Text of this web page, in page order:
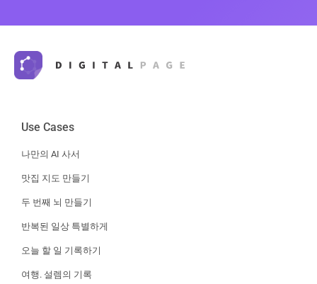
Use Cases
나만의 AI 사서
맛집 지도 만들기
두 번째 뇌 만들기
반복된 일상 특별하게
오늘 할 일 기록하기
여행. 설렘의 기록